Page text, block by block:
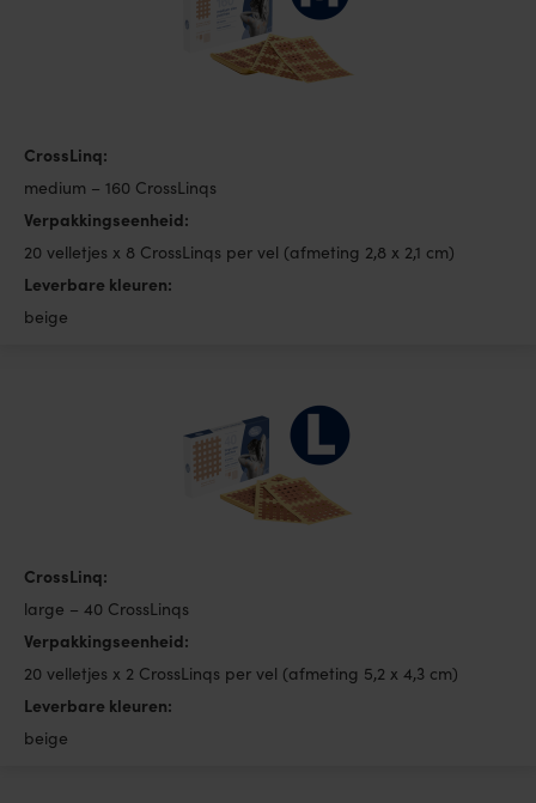
CrossLinq:
medium – 160 CrossLinqs
Verpakkingseenheid:
20 velletjes x 8 CrossLinqs per vel (afmeting 2,8 x 2,1 cm)
Leverbare kleuren:
beige
CrossLinq:
large – 40 CrossLinqs
Verpakkingseenheid:
20 velletjes x 2 CrossLinqs per vel (afmeting 5,2 x 4,3 cm)
Leverbare kleuren:
beige